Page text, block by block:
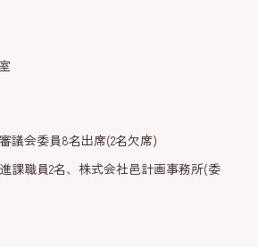
議会委員8名出席(2名欠席)
課職員2名、株式会社邑計画事務所(委